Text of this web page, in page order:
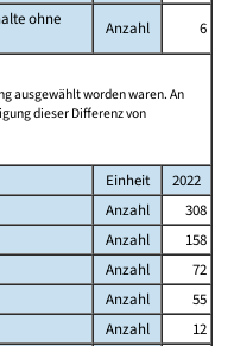
ohne
Anzahl
6
ausgewählt worden waren. An
dieser Differenz von
Einheit
2022
Anzahl
308
Anzahl
158
Anzahl
72
Anzahl
55
Anzahl
12